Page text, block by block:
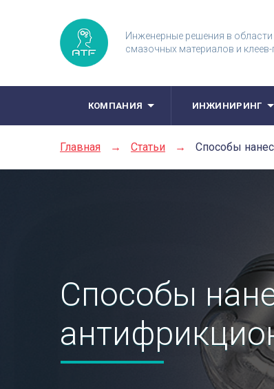
Инженерные решения в области
смазочных материалов и клеев-
КОМПАНИЯ ИНЖИНИРИНГ
Главная → Статьи → Способы
Способы